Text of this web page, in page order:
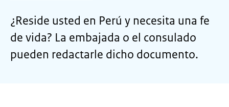
¿Reside usted en Perú y necesita una fe
de vida? La embajada o el consulado
pueden redactarle dicho documento.